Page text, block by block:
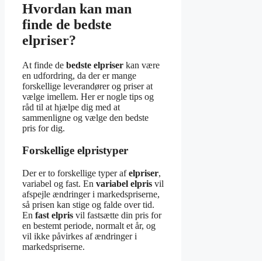
Hvordan kan man
finde de bedste
elpriser?
At finde de bedste elpriser kan være
en udfordring, da der er mange
forskellige leverandører og priser at
vælge imellem. Her er nogle tips og
råd til at hjælpe dig med at
sammenligne og vælge den bedste
pris for dig.
Forskellige elpristyper
Der er to forskellige typer afelpriser,
variabel og fast. En variabel elpris vil
afspejle ændringer i markedspriserne,
så prisen kan stige og falde over tid.
En fast elpris vil fastsætte din pris for
en bestemt periode, normalt et år, og
vil ikke påvirkes af ændringer i
markedspriserne.